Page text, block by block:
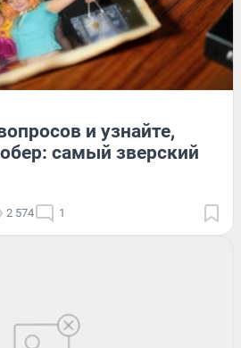
и узнайте,
самый зверский
2 574 1